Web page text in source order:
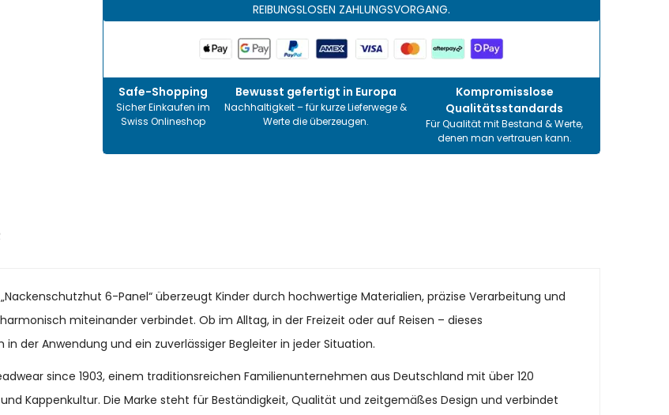
REIBUNGSLOSEN ZAHLUNGSVORGANG.
Safe-Shopping
Sicher Einkaufen im
Swiss Onlineshop
Bewusst gefertigt in Europa
Nachhaltigkeit – für kurze Lieferwege &
Werte die überzeugen.
Kompromisslose
Qualitätsstandards
Für Qualität mit Bestand & Werte,
denen man vertrauen kann.
6-Panel“ überzeugt Kinder durch hochwertige Materialien, präzise Verarbeitung und
miteinander verbindet. Ob im Alltag, in der Freizeit oder auf Reisen – dieses
der Anwendung und ein zuverlässiger Begleiter in jeder Situation.
since 1903, einem traditionsreichen Familienunternehmen aus Deutschland mit über 120
Kappenkultur. Die Marke steht für Beständigkeit, Qualität und zeitgemäßes Design und verbindet